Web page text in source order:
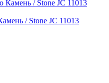
/ Stone JC 11013